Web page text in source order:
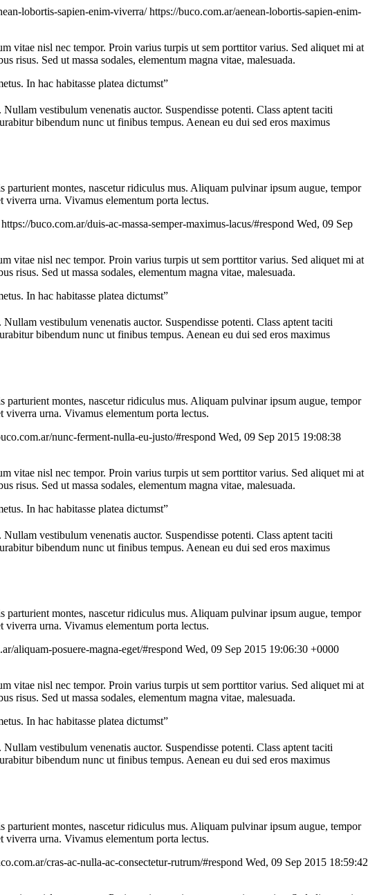
lobortis-sapien-enim-viverra/https://buco.com.ar/aenean-lobortis-sapien-enim-
vitae nisl nec tempor. Proin varius turpis ut sem porttitor varius. Sed aliquet mi at
risus. Sed ut massa sodales, elementum magna vitae, malesuada.
In hac habitasse platea dictumst”
vestibulum venenatis auctor. Suspendisse potenti. Class aptent taciti
bibendum nunc ut finibus tempus. Aenean eu dui sed eros maximus
montes, nascetur ridiculus mus. Aliquam pulvinar ipsum augue, tempor
urna. Vivamus elementum porta lectus.
https://buco.com.ar/duis-ac-massa-semper-maximus-lacus/#respond Wed, 09 Sep
vitae nisl nec tempor. Proin varius turpis ut sem porttitor varius. Sed aliquet mi at
risus. Sed ut massa sodales, elementum magna vitae, malesuada.
In hac habitasse platea dictumst”
vestibulum venenatis auctor. Suspendisse potenti. Class aptent taciti
bibendum nunc ut finibus tempus. Aenean eu dui sed eros maximus
montes, nascetur ridiculus mus. Aliquam pulvinar ipsum augue, tempor
urna. Vivamus elementum porta lectus.
nunc-ferment-nulla-eu-justo/#respond Wed, 09 Sep 2015 19:08:38
vitae nisl nec tempor. Proin varius turpis ut sem porttitor varius. Sed aliquet mi at
risus. Sed ut massa sodales, elementum magna vitae, malesuada.
In hac habitasse platea dictumst”
vestibulum venenatis auctor. Suspendisse potenti. Class aptent taciti
bibendum nunc ut finibus tempus. Aenean eu dui sed eros maximus
montes, nascetur ridiculus mus. Aliquam pulvinar ipsum augue, tempor
urna. Vivamus elementum porta lectus.
aliquam-posuere-magna-eget/#respond Wed, 09 Sep 2015 19:06:30 +0000
vitae nisl nec tempor. Proin varius turpis ut sem porttitor varius. Sed aliquet mi at
risus. Sed ut massa sodales, elementum magna vitae, malesuada.
In hac habitasse platea dictumst”
vestibulum venenatis auctor. Suspendisse potenti. Class aptent taciti
bibendum nunc ut finibus tempus. Aenean eu dui sed eros maximus
montes, nascetur ridiculus mus. Aliquam pulvinar ipsum augue, tempor
urna. Vivamus elementum porta lectus.
cras-ac-nulla-ac-consectetur-rutrum/#respond Wed, 09 Sep 2015 18:59:42